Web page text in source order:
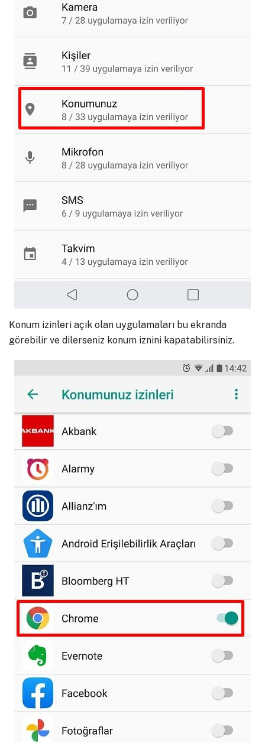
Konum izinleri açık olan uygulamaları bu ekranda
görebilir ve dilerseniz konum iznini kapatabilirsiniz.